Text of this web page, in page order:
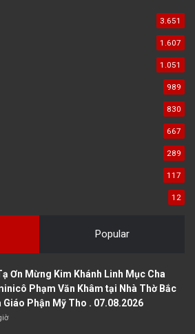
3.651
1.607
1.051
989
830
667
289
117
12
Popular
Ơn Mừng Kim Khánh Linh Mục Cha
Phạm Văn Khâm tại Nhà Thờ Bắc
Giáo Phận Mỹ Tho . 07.08.2026